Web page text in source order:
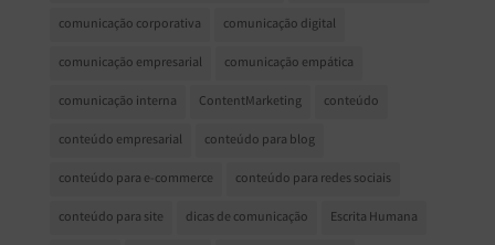
comunicação corporativa comunicação digital
comunicação empresarial comunicação empática
comunicação interna ContentMarketing conteúdo
conteúdo empresarial conteúdo para blog
conteúdo para e-commerce conteúdo para redes sociais
conteúdo para site dicas de comunicação Escrita Humana